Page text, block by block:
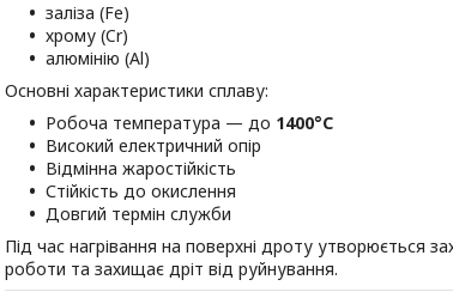
заліза (Fe)
хрому (Cr)
алюмінію (Al)
Основні характеристики сплаву:
Робоча температура — до 1400°C
Високий електричний опір
Відмінна жаростійкість
Стійкість до окислення
Довгий термін служби
Під час нагрівання на поверхні дроту утворюється
роботи та захищає дріт від руйнування.